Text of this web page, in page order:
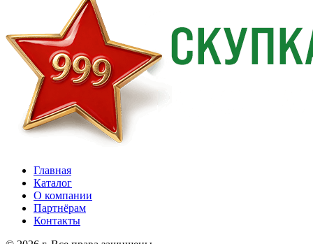
Главная
Каталог
О компании
Партнёрам
Контакты